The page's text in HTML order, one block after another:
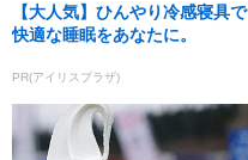
【大人気】ひんやり冷感寝具で
快適な睡眠をあなたに。
PR(アイリスプラザ)